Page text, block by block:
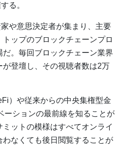
る。
や意思決定者が集まり、主要
ップのブロックチェーンプロ
。毎回ブロックチェーン業界
登壇し、その視聴者数は2万
）や従来からの中央集権型金
ーションの最前線を知ることが
ットの模様はすべてオンライ
なくても後日閲覧することが